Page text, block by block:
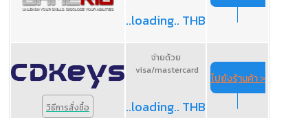
..loading.. THB
วิธีการสั่งซื้อ
จ่ายด้วย
visa/mastercard
..loading.. THB
ไปยังร้านค้า >